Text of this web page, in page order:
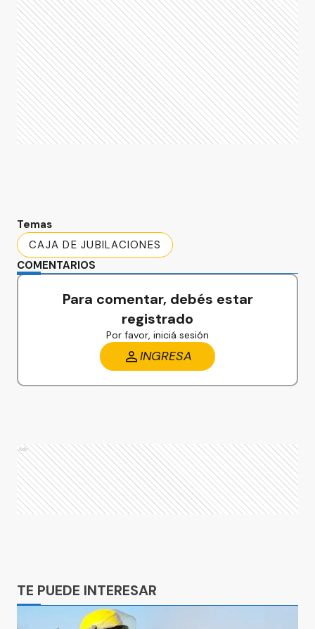
Temas
CAJA DE JUBILACIONES
COMENTARIOS
Para comentar, debés estar
registrado
Por favor, iniciá sesión
INGRESA
Ads
TE PUEDE INTERESAR